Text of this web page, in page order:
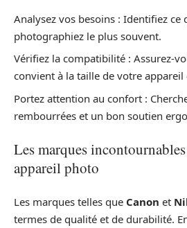
Analysez vos besoins : Identifiez ce
photographiez le plus souvent.
Vérifiez la compatibilité : Assurez-
convient à la taille de votre appareil
Portez attention au confort :
rembourrées et un bon soutien
Les marques
appareil photo
Les marques telles que Canon et
termes de qualité et de durabilité.